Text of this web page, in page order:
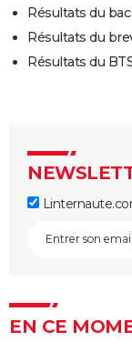
Résultats du
Résultats du
Résultats du
EN CE